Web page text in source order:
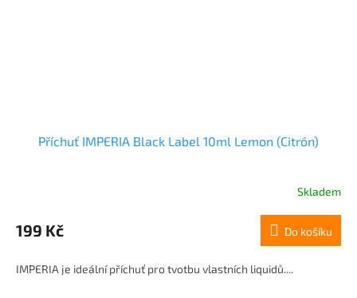
Příchuť IMPERIA Black Label 10ml Lemon (Citrón)
Skladem
199 Kč Do košíku
IMPERIA je ideální příchuť pro tvotbu vlastních liquidů....